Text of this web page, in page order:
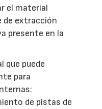
el material
extracción
presente en la
que puede
para
de pistas de